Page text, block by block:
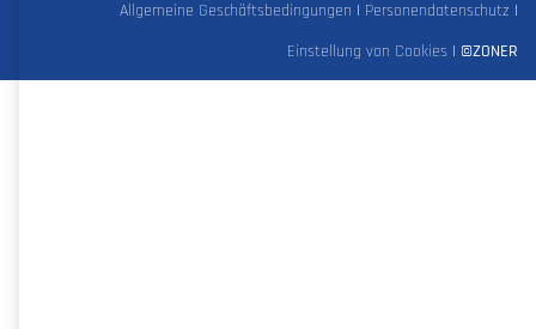
Allgemeine Geschäftsbedingungen | Personendatenschutz |
Einstellung von Cookies | ©ZONER